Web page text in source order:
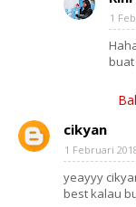
1
cikyan
1 Februari
yeayyy
best kalau